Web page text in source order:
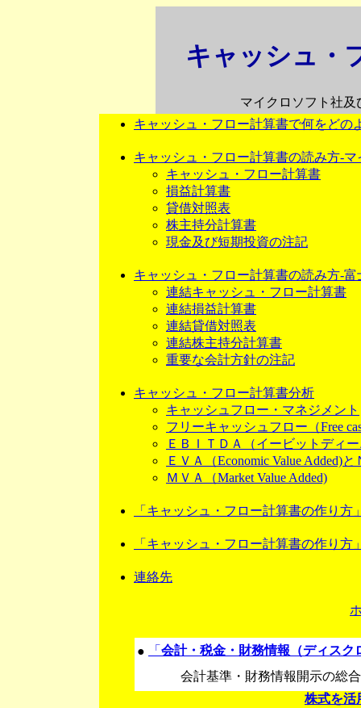
キャッシュ・
マイクロソフト社
キャッシュ・フロー計算書で何をどの
キャッシュ・フロー計算書の読み方-
キャッシュ・フロー計算書
損益計算書
貸借対照表
株主持分計算書
現金及び短期投資の注記
キャッシュ・フロー計算書の読み方-富
連結キャッシュ・フロー計算書
連結損益計算書
連結貸借対照表
連結株主持分計算書
重要な会計方針の注記
キャッシュ・フロー計算書分析
キャッシュフロー・マネジメント
フリーキャッシュフロー（Free
ＥＢＩＴＤＡ（イービットディ
ＥＶＡ（Economic Value Added)
ＭＶＡ（Market Value Added)
「キャッシュ・フロー計算書の作り方
「キャッシュ・フロー計算書の作り方
連絡先
● 「 会計・税金・財務情報（ディスク
会計基準・財務情報開示の総
株式を活